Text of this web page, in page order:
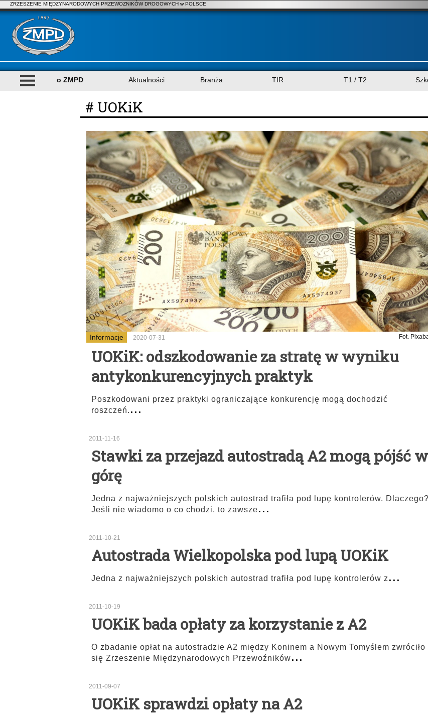
ZRZESZENIE MIĘDZYNARODOWYCH PRZEWOZNIKÓW DROGOWYCH w POLSCE
o ZMPD Aktualności Branża TIR T1 / T2
# UOKiK
Informacje 2020-07-31 Fot.
UOKiK: odszkodowanie za stratę w wyniku
antykonkurencyjnych praktyk
Poszkodowani przez praktyki ograniczające konkurencję mogą dochodzić
roszczeń. ...
2011-11-16
Stawki za przejazd autostradą A2 mogą pójść w
górę
Jedna z najważniejszych polskich autostrad trafiła pod lupę kontrolerów. Dlaczego?
Jeśli nie wiadomo o co chodzi, to zawsze...
2011-10-21
Autostrada Wielkopolska pod lupą UOKiK
Jedna z najważniejszych polskich autostrad trafiła pod lupę kontrolerów z ...
2011-10-19
UOKiK bada opłaty za korzystanie z A2
O zbadanie opłat na autostradzie A2 między Koninem a Nowym Tomyślem zwróciło
się Zrzeszenie Międzynarodowych Przewoźników...
2011-09-07
UOKiK sprawdzi opłaty na A2
Tydzień 42/2019 r.
THB 0.1129 USD